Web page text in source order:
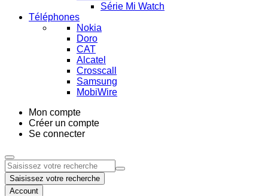
Série Mi Watch
Téléphones
Nokia
Doro
CAT
Alcatel
Crosscall
Samsung
MobiWire
Mon compte
Créer un compte
Se connecter
Saisissez votre recherche
Account